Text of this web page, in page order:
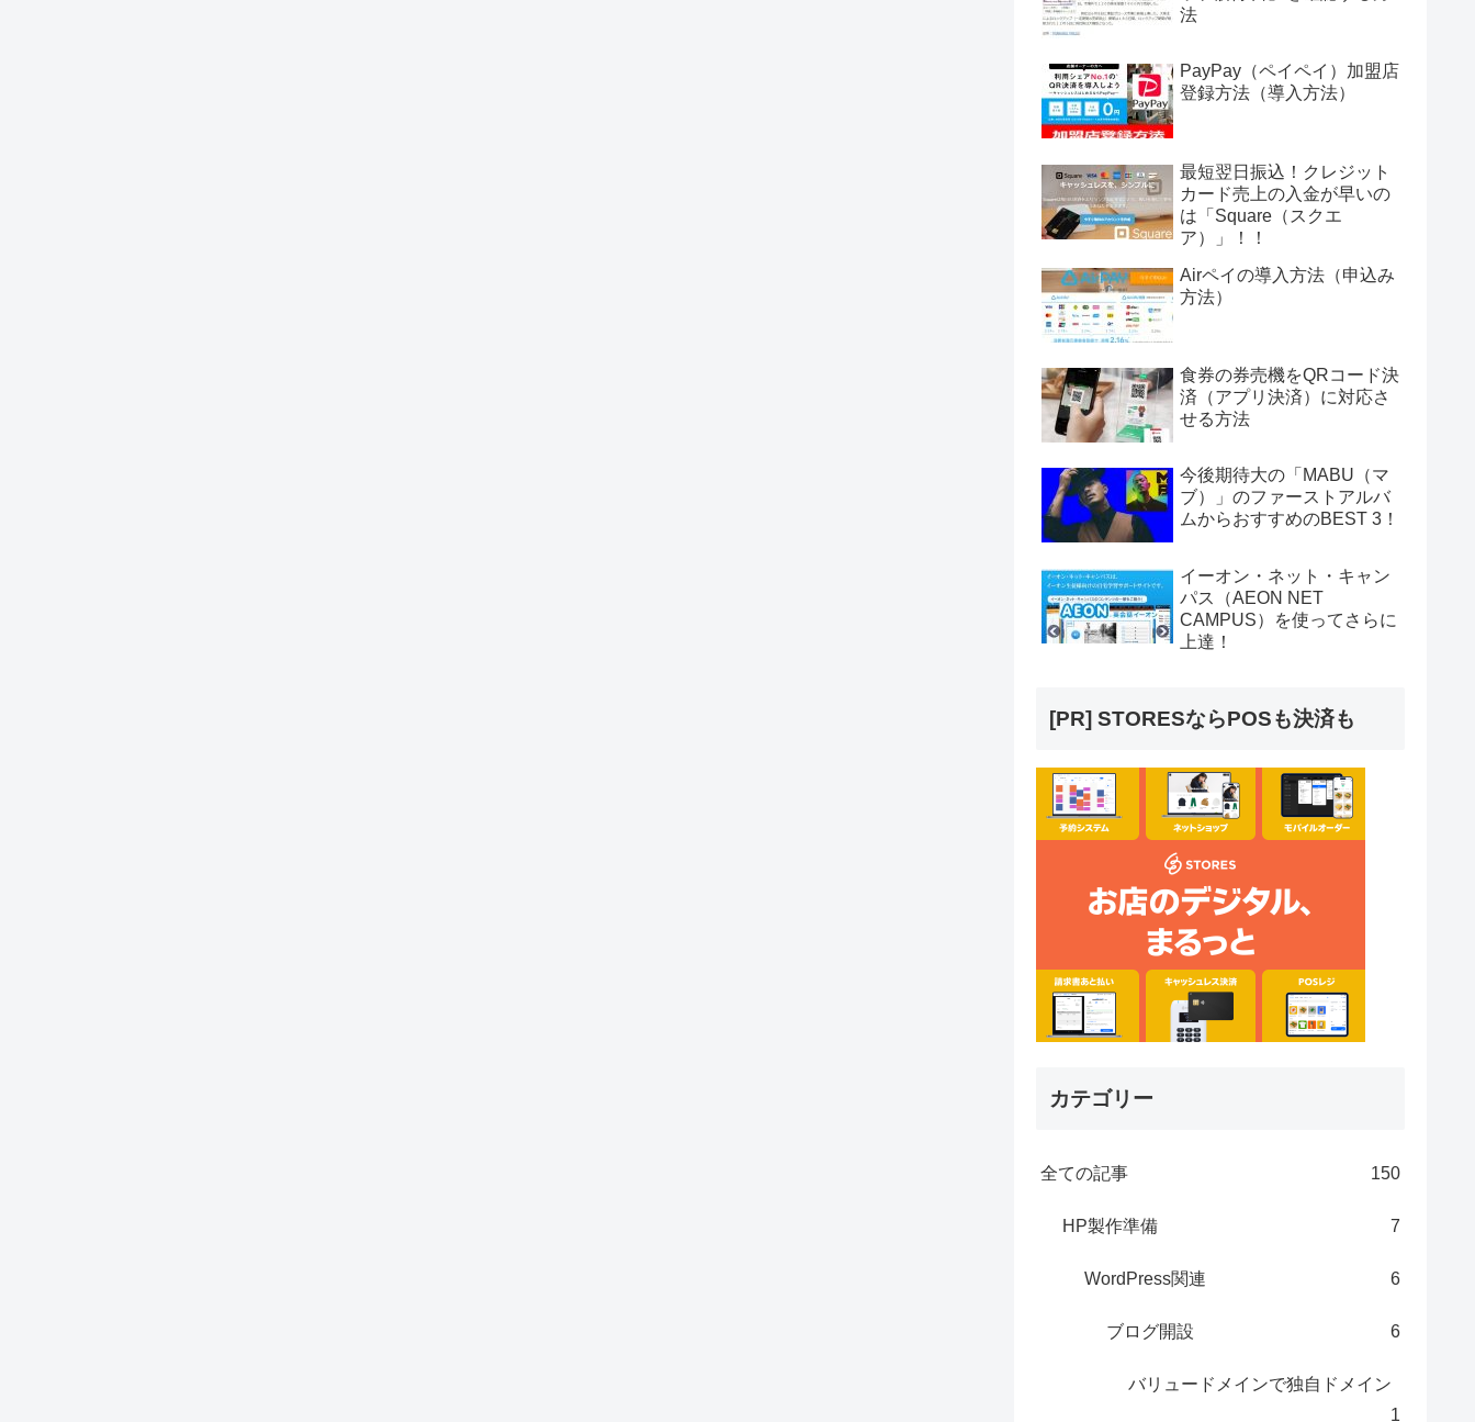
法
PayPay（ペイペイ）加盟店
登録方法（導入方法）
最短翌日振込！クレジット
カード売上の入金が早いの
は「Square（スクエ
ア）」！！
Airペイの導入方法（申込み
方法）
食券の券売機をQRコード決
済（アプリ決済）に対応さ
せる方法
今後期待大の「MABU（マ
ブ）」のファーストアルバ
ムからおすすめのBEST 3！
イーオン・ネット・キャン
パス（AEON NET
CAMPUS）を使ってさらに
上達！
[PR] STORESならPOSも決済も
カテゴリー
全ての記事 150
HP製作準備 7
WordPress関連 6
ブログ開設 6
バリュードメインで独自ドメイン
1